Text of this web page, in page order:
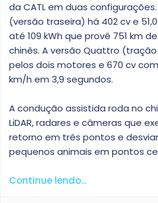
da CATL em duas configurações.
(versão traseira) há 402 cv e
até 109 kWh que provê 751 km
chinês. A versão Quattro
pelos dois motores e 670 cv
km/h em 3,9 segundos.
A condução assistida roda no
LiDAR, radares e câmeras que
retorno em três pontos e
pequenos animais em pontos
Continue lendo...